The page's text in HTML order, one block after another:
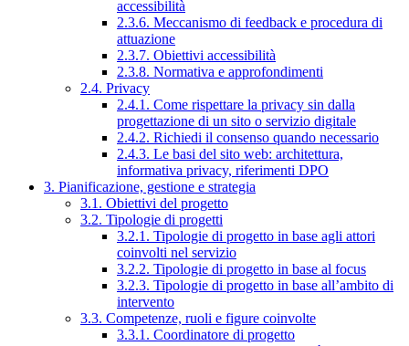
accessibilità
2.3.6. Meccanismo di feedback e procedura di
attuazione
2.3.7. Obiettivi accessibilità
2.3.8. Normativa e approfondimenti
2.4. Privacy
2.4.1. Come rispettare la privacy sin dalla
progettazione di un sito o servizio digitale
2.4.2. Richiedi il consenso quando necessario
2.4.3. Le basi del sito web: architettura,
informativa privacy, riferimenti DPO
3. Pianificazione, gestione e strategia
3.1. Obiettivi del progetto
3.2. Tipologie di progetti
3.2.1. Tipologie di progetto in base agli attori
coinvolti nel servizio
3.2.2. Tipologie di progetto in base al focus
3.2.3. Tipologie di progetto in base all’ambito di
intervento
3.3. Competenze, ruoli e figure coinvolte
3.3.1. Coordinatore di progetto